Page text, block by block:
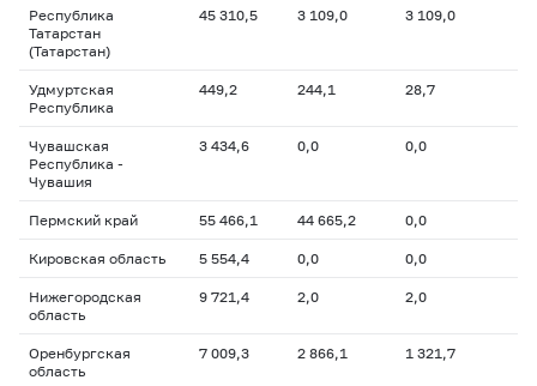
Республика
Татарстан
(Татарстан)
45 310,5 3 109,0 3 109,0
Удмуртская
Республика
449,2 244,1 28,7
Чувашская
Республика -
Чувашия
3 434,6 0,0 0,0
Пермский край 55 466,1 44 665,2 0,0
Кировская область 5 554,4 0,0 0,0
Нижегородская
область
9 721,4 2,0 2,0
Оренбургская
область
7 009,3 2 866,1 1 321,7